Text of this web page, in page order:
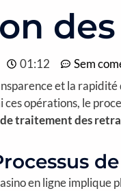
01:12
Sem
et la
opérations, le
traitement des
en ligne